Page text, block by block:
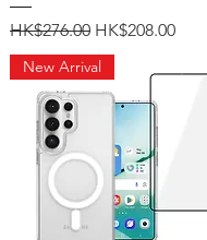
一般價格
HK$276.00 促銷價格
HK$208.00
New Arrival